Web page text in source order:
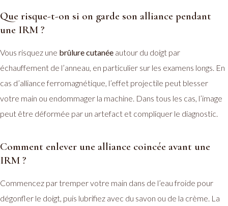
Que risque-t-on si on garde son alliance pendant
une IRM ?
Vous risquez une brûlure cutanée autour du doigt par
échauffement de l’anneau, en particulier sur les examens longs. En
cas d’alliance ferromagnétique, l’effet projectile peut blesser
votre main ou endommager la machine. Dans tous les cas, l’image
peut être déformée par un artefact et compliquer le diagnostic.
Comment enlever une alliance coincée avant une
IRM ?
Commencez par tremper votre main dans de l’eau froide pour
dégonfler le doigt, puis lubrifiez avec du savon ou de la crème. La